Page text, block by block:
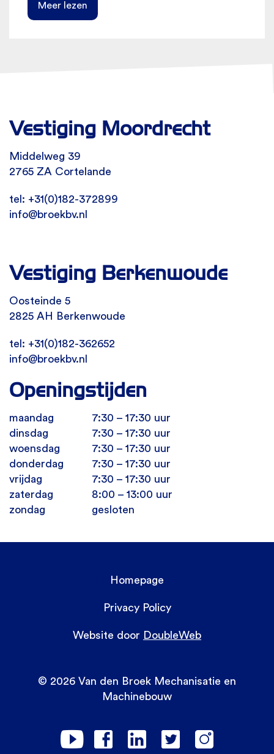
Meer lezen
Vestiging Moordrecht
Middelweg 39
2765 ZA Cortelande
tel: +31(0)182-372899
info@broekbv.nl
Vestiging Berkenwoude
Oosteinde 5
2825 AH Berkenwoude
tel: +31(0)182-362652
info@broekbv.nl
Openingstijden
maandag
7:30 – 17:30 uur
dinsdag
7:30 – 17:30 uur
woensdag
7:30 – 17:30 uur
donderdag
7:30 – 17:30 uur
vrijdag
7:30 – 17:30 uur
zaterdag
8:00 – 13:00 uur
zondag
gesloten
Homepage
Privacy Policy
Website door DoubleWeb
© 2026 Van den Broek Mechanisatie en
Machinebouw